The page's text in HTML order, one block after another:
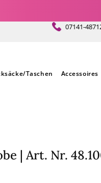
07141-
Taschen Accessoires
| Art. Nr.